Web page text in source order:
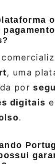
, uma
por
digitais
.